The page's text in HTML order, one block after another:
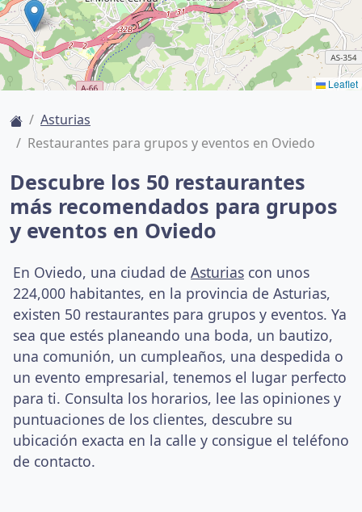
Leaflet
Asturias
Restaurantes para grupos y eventos en Oviedo
Descubre los 50 restaurantes
más recomendados para grupos
y eventos en Oviedo
En Oviedo, una ciudad de Asturias con unos
224,000 habitantes, en la provincia de Asturias,
existen 50 restaurantes para grupos y eventos. Ya
sea que estés planeando una boda, un bautizo,
una comunión, un cumpleaños, una despedida o
un evento empresarial, tenemos el lugar perfecto
para ti. Consulta los horarios, lee las opiniones y
puntuaciones de los clientes, descubre su
ubicación exacta en la calle y consigue el teléfono
de contacto.